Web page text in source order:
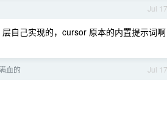
Jul 17
自己实现的，cursor 原本的内置提示词啊
Jul 17
血的